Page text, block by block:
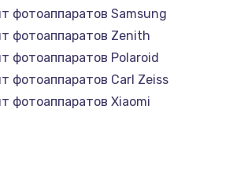
фотоаппаратов Samsung
фотоаппаратов Zenith
фотоаппаратов Polaroid
фотоаппаратов Carl Zeiss
фотоаппаратов Xiaomi